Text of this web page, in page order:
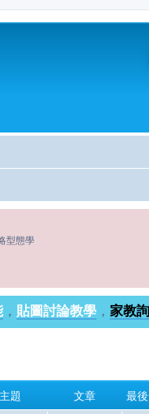
型態學
， 貼圖討論教學 ， 家教
主題 文章 最